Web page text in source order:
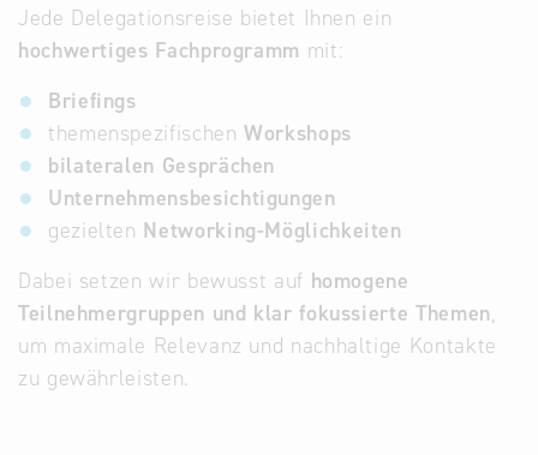
Jede Delegationsreise bietet Ihnen ein
hochwertiges Fachprogramm mit:
Briefings
themenspezifischenWorkshops
bilateralen Gesprächen
Unternehmensbesichtigungen
gezielten Networking-Möglichkeiten
Dabei setzen wir bewusst auf homogene
Teilnehmergruppen und klar fokussierte Themen,
um maximale Relevanz und nachhaltige Kontakte
zu gewährleisten.